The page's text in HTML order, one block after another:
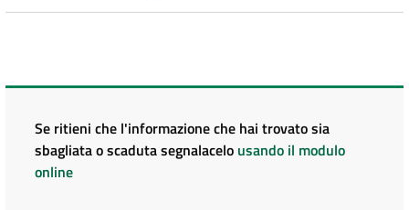
Se ritieni che l'informazione che hai trovato sia
sbagliata o scaduta segnalacelo usando il modulo
online